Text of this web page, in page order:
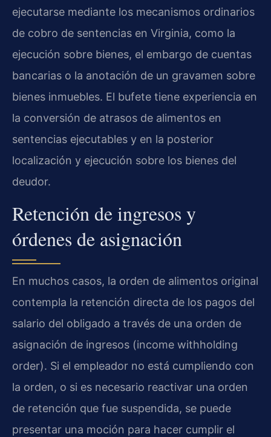
ejecutarse mediante los mecanismos ordinarios
de cobro de sentencias en Virginia, como la
ejecución sobre bienes, el embargo de cuentas
bancarias o la anotación de un gravamen sobre
bienes inmuebles. El bufete tiene experiencia en
la conversión de atrasos de alimentos en
sentencias ejecutables y en la posterior
localización y ejecución sobre los bienes del
deudor.
Retención de ingresos y
órdenes de asignación
En muchos casos, la orden de alimentos original
contempla la retención directa de los pagos del
salario del obligado a través de una orden de
asignación de ingresos (income withholding
order). Si el empleador no está cumpliendo con
la orden, o si es necesario reactivar una orden
de retención que fue suspendida, se puede
presentar una moción para hacer cumplir el